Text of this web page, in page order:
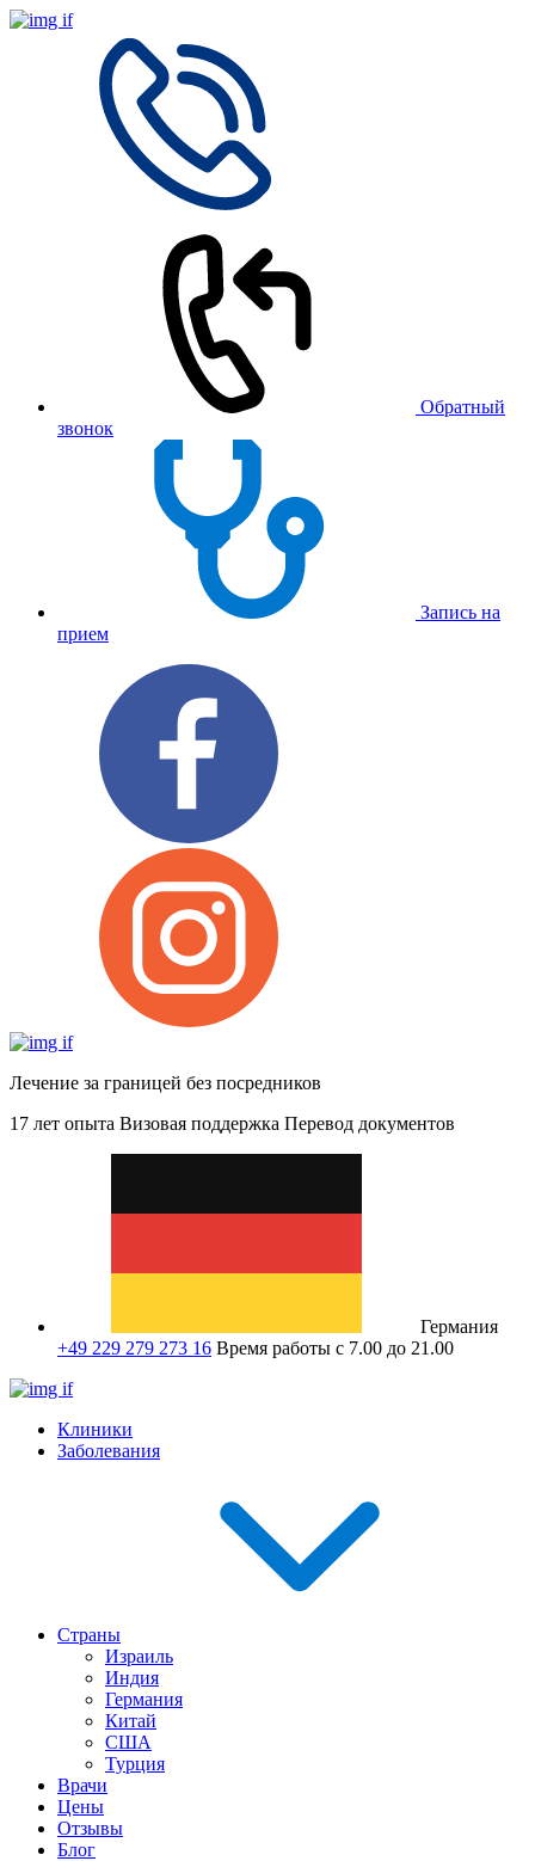
Обратный
звонок
Запись на
прием
Лечение за границей без посредников
17 лет опыта Визовая поддержка Перевод документов
Германия
+49 229 279 273 16 Время работы с 7.00 до 21.00
Клиники
Заболевания
Страны
Израиль
Индия
Германия
Китай
США
Турция
Врачи
Цены
Отзывы
Блог